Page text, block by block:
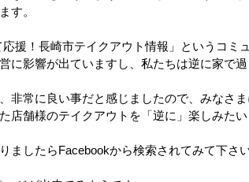
プ）
す。
援！長崎市テイクアウト情報」というコミ
に影響が出ていますし、私たちは逆に家で過
非常に良い事だと感じましたので、みなさま
店舗様のテイクアウトを「逆に」楽しみたい
ましたらFacebookから検索されてみて下さい